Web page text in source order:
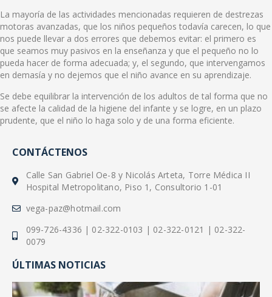
La mayoría de las actividades mencionadas requieren de destrezas
motoras avanzadas, que los niños pequeños todavía carecen, lo que
nos puede llevar a dos errores que debemos evitar: el primero es
que seamos muy pasivos en la enseñanza y que el pequeño no lo
pueda hacer de forma adecuada; y, el segundo, que intervengamos
en demasía y no dejemos que el niño avance en su aprendizaje.
Se debe equilibrar la intervención de los adultos de tal forma que no
se afecte la calidad de la higiene del infante y se logre, en un plazo
prudente, que el niño lo haga solo y de una forma eficiente.
CONTÁCTENOS
Calle San Gabriel Oe-8 y Nicolás Arteta, Torre Médica II
Hospital Metropolitano, Piso 1, Consultorio 1-01
vega-paz@hotmail.com
099-726-4336 | 02-322-0103 | 02-322-0121 | 02-322-
0079
ÚLTIMAS NOTICIAS